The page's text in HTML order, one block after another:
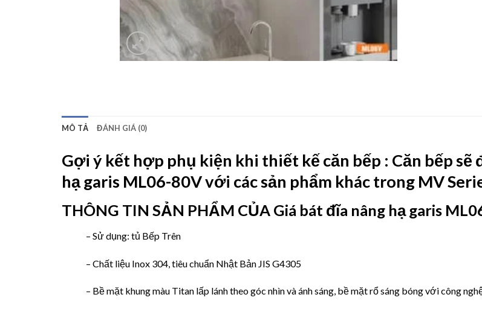
MÔ TẢ ĐÁNH GIÁ (0)
Gợi ý kết hợp phụ kiện khi thiết kế căn bếp : Căn bếp
hạ garis ML06-80Vvới các sản phẩm khác trong MV
THÔNG TIN SẢN PHẨM CỦA Giá bát đĩa nâng hạ garis
– Sử dụng: tủ Bếp Trên
– Chất liệu Inox 304, tiêu chuẩn Nhật Bản JIS G4305
– Bề mặt khung màu Titan lấp lánh theo góc nhìn và ánh sáng, bề mặt rổ sáng bóng với công